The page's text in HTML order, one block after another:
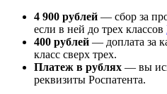
4 900 рублей — сбор за
если в ней до трех классов
400 рублей — доплата за
класс сверх трех.
Платеж в рублях — вы
реквизиты Роспатента.